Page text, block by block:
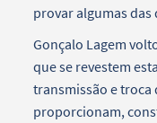
provar algumas das
Gonçalo Lagem
que se revestem
transmissão e
proporcionam,